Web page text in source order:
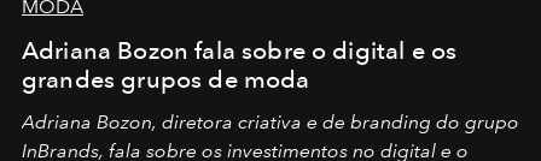
MODA
Adriana Bozon fala sobre o digital e os
grandes grupos de moda
Adriana Bozon, diretora criativa e de branding do grupo
InBrands, fala sobre os investimentos no digital e o